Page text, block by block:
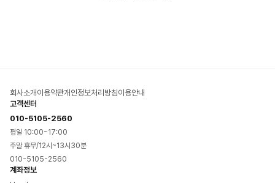
회사소개 이용약관개인정보처리방침이용안내
고객센터
010-5105-2560
평일 10:00~17:00
주말 휴무/12시~13시30분
010-5105-2560
계좌정보